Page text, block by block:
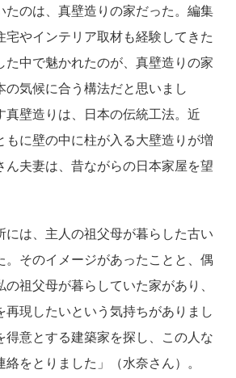
たのは、真壁造りの家だった。編集
宅やインテリア取材も経験してきた
た中で魅かれたのが、真壁造りの家
の気候に合う構法だと思いまし
真壁造りは、日本の伝統工法。近
もに壁の中に柱が入る大壁造りが増
ん夫妻は、昔ながらの日本家屋を望
には、主人の祖父母が暮らした古い
。そのイメージがあったことと、偶
祖父母が暮らしていた家があり、
再現したいという気持ちがありまし
得意とする建築家を探し、この人な
絡をとりました」（水奈さん）。